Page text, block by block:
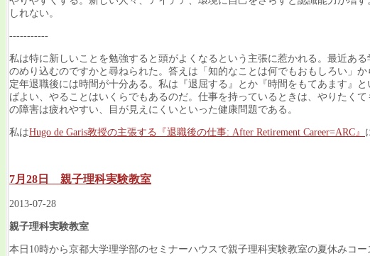
しれない。
-----------
私は特に新しいことを勉強すると頭がよくなるという主張に惹かれる。最近あ
のめり込むのですかと尋ねられた。答えは「知的なことは何でもおもしろい」
定年退職後には時間が十分ある。私は『退屈する』とか『時間をもてあます』
ばよい、やることはいくらでもあるのだ。仕事を持っているときは、やりたく
の障害は疲れやすい、目が見えにくいといった健康問題である。
私はHugo de Garis教授の主張する『退職後の仕事: After Retirement Career=ARC』
7月28日 親子理科実験教室
2013-07-28
親子理科実験教室
本日10時から京都大学理学部のセミナーハウスで親子理科実験教室の夏休みコ